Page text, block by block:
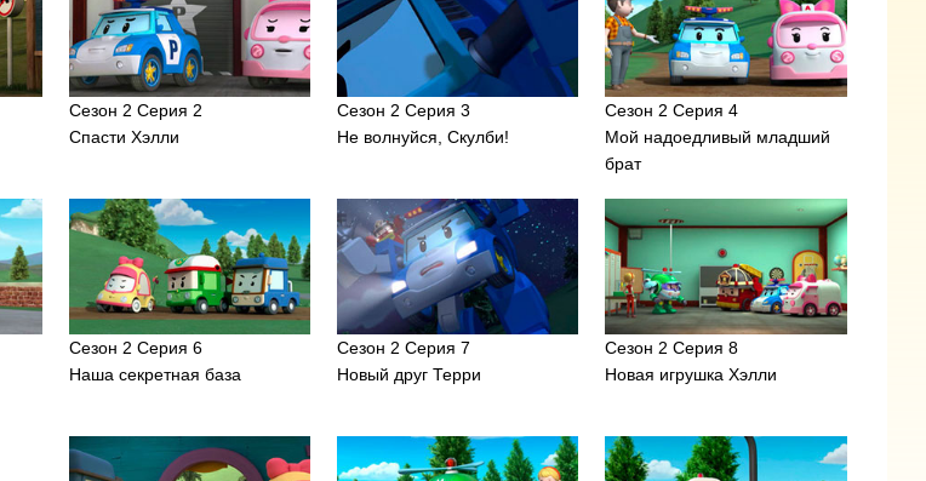
Сезон 2 Серия 2
Спасти Хэлли
Сезон 2 Серия 3
Не волнуйся, Скулби!
Сезон 2 Серия 4
Мой надоедливый младший
брат
Сезон 2 Серия 6
Наша секретная база
Сезон 2 Серия 7
Новый друг Терри
Сезон 2 Серия 8
Новая игрушка Хэлли